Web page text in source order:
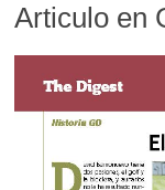
Articulo en